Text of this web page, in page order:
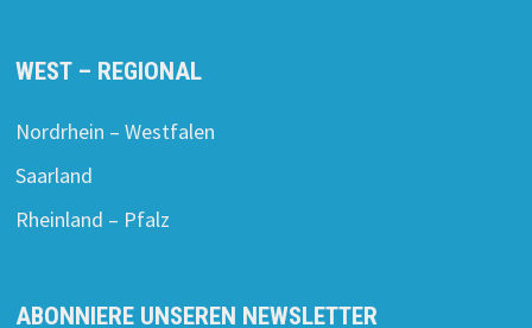
WEST – REGIONAL
Nordrhein – Westfalen
Saarland
Rheinland – Pfalz
ABONNIERE UNSEREN NEWSLETTER